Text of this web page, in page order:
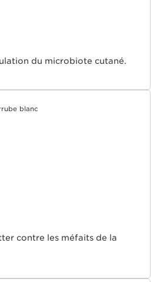
du microbiote cutané.
contre les méfaits de la